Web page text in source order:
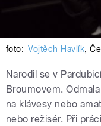
foto: Vojtěch Havlík,
Narodil se v
Broumovem.
na klávesy nebo
nebo režisér. Při